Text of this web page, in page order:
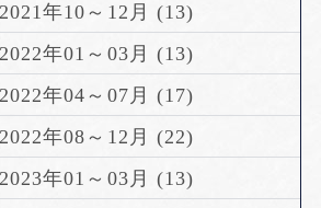
年10～12月 (13)
年01～03月 (13)
年04～07月 (17)
年08～12月 (22)
年01～03月 (13)